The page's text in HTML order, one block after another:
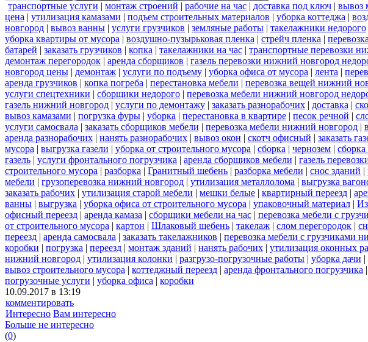
транспортные услуги | монтаж строений | рабочие на час | доставка под ключ | вывоз
цена | утилизация камазами | подъем строительных материалов | уборка коттеджа |
новгород | вывоз ванны | услуги грузчиков | земляные работы | такелажники недорого
уборка квартиры от мусора | воздушно-пузырьковая пленка | стрейч пленка |
батарей | заказать грузчиков | копка | такелажники на час | транспортные перевозки
демонтаж перегородок | аренда сборщиков | газель перевозки нижний новгород
новгород цены | демонтаж | услуги по подъему | уборка офиса от мусора | лента |
аренда грузчиков | копка погреба | перестановка мебели | перевозка вещей нижний
услуги спецтехники | сборщики недорого | перевозка мебели нижний новгород
газель нижний новгород | услуги по демонтажу | заказать разнорабочих | доставка |
вывоз камазами | погрузка фуры | уборка | перестановка в квартире | песок речной |
услуги самосвала | заказать сборщиков мебели | перевозка мебели нижний новгород |
аренда разнорабочих | нанять разнорабочих | вывоз окон | скотч офисный | заказать
мусора | выгрузка газели | уборка от строительного мусора | сборка | чернозем |
газель | услуги фронтального погрузчика | аренда сборщиков мебели | газель
строительного мусора | разборка | Гранитный щебень | разборка мебели | снос зданий |
мебели | грузоперевозка нижний новгород | утилизация металлолома | выгрузка
заказать рабочих | утилизация старой мебели | мешки белые | квартирный переезд |
ванны | выгрузка | уборка офиса от строительного мусора | упаковочный материал |
офисный переезд | аренда камаза | сборщики мебели на час | перевозка мебели с
от строительного мусора | картон | Шлаковый щебень | такелаж | слом перегородок |
переезд | аренда самосвала | заказать такелажников | перевозка мебели с грузчиками
коробки | погрузка | переезд | монтаж зданий | нанять рабочих | утилизация оконных
нижний новгород | утилизация колонки | разгрузо-погрузочные работы | уборка дачи |
вывоз строительного мусора | коттеджный переезд | аренда фронтального погрузчика |
погрузочные услуги | уборка офиса | коробки
10.09.2017 в 13:19
комментировать
Интересно Вам интересно
Больше не интересно
(0)